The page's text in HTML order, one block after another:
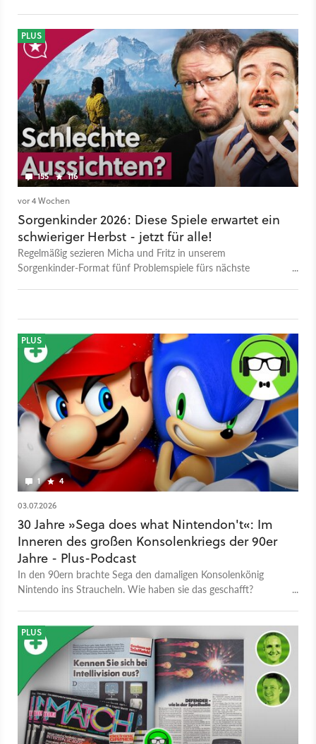
155 116
PLUS
vor 4 Wochen
Sorgenkinder 2026: Diese Spiele erwartet ein
schwieriger Herbst - jetzt für alle!
Regelmäßig sezieren Micha und Fritz in unserem
Sorgenkinder-Format fünf Problemspiele fürs nächste
1 4
PLUS
03.07.2026
30 Jahre »Sega does what Nintendon't«: Im
Inneren des großen Konsolenkriegs der 90er
Jahre - Plus-Podcast
In den 90ern brachte Sega den damaligen Konsolenkönig
Nintendo ins Straucheln. Wie haben sie das geschafft?
PLUS